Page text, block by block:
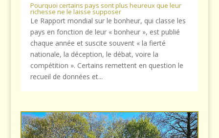
Pourquoi certains pays sont plus heureux que leur
richesse ne le laisse supposer
Le Rapport mondial sur le bonheur, qui classe les
pays en fonction de leur « bonheur », est publié
chaque année et suscite souvent « la fierté
nationale, la déception, le débat, voire la
compétition ». Certains remettent en question le
recueil de données et...